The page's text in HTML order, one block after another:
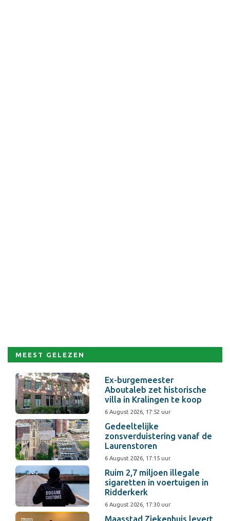
MEEST GELEZEN
Ex-burgemeester
Aboutaleb zet historische
villa in Kralingen te koop
6 August 2026, 17:52 uur
Gedeeltelijke
zonsverduistering vanaf de
Laurenstoren
6 August 2026, 17:15 uur
Ruim 2,7 miljoen illegale
sigaretten in voertuigen in
Ridderkerk
6 August 2026, 17:30 uur